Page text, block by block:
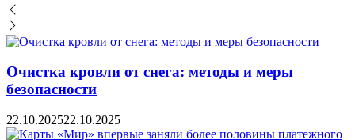
Очистка кровли от снега: методы и меры
безопасности
22.10.202522.10.2025